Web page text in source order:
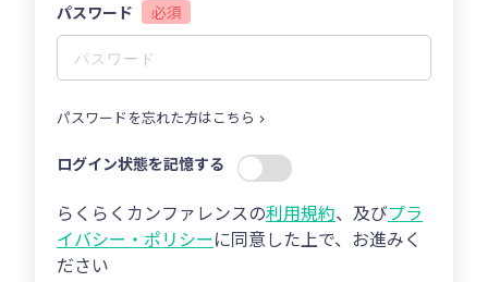
パスワード 必須
パスワードを忘れた方はこちら
ログイン状態を記憶する
らくらくカンファレンスの利用規約、及びプラ
イバシー・ポリシーに同意した上で、お進みく
ださい